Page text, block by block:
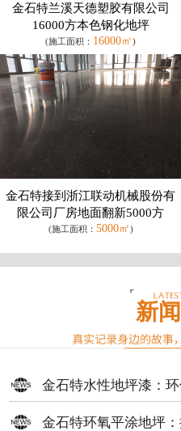
金石特兰溪天德塑胶有限公司
16000方本色钢化地坪
(施工面积： 16000㎡)
金石特接到浙江联动机械股份有
限公司厂房地面翻新5000方
(施工面积： 5000㎡)
新
金石特水性地坪漆：
案
金石特环氧平涂地坪